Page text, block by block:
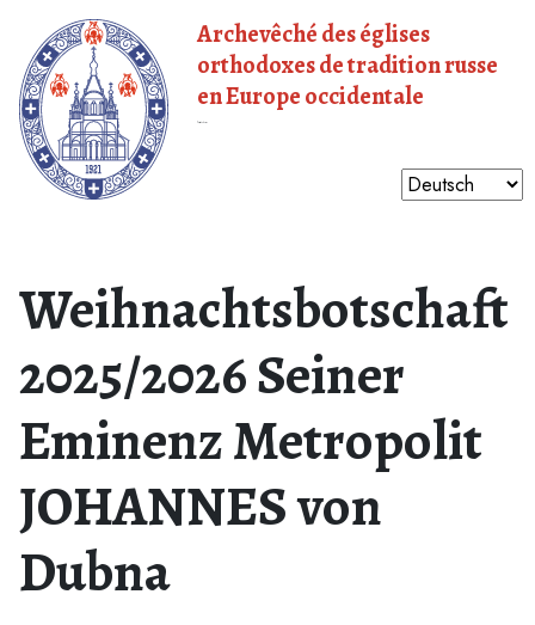
Archevêché des églises
orthodoxes de tradition russe
en Europe occidentale
Weihnachtsbotschaft
2025/2026 Seiner
Eminenz Metropolit
JOHANNES von
Dubna